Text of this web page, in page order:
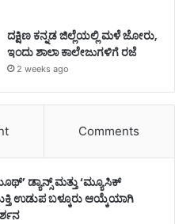
ದಕ್ಷಿಣ ಕನ್ನಡ ಜಿಲ್ಲೆಯಲ್ಲಿ ಮಳೆ ಜೋರು,
ಇಂದು ಶಾಲಾ ಕಾಲೇಜುಗಳಿಗೆ ರಜೆ
2 weeks ago
Comments
ಡ್ಯಾನ್ಸ್ ಮತ್ತು ‘ಮ್ಯೂಸಿಕ್
ಉಡುಪ ಬಳ್ಕೂರು ಆಯ್ಕೆಯಾಗಿ